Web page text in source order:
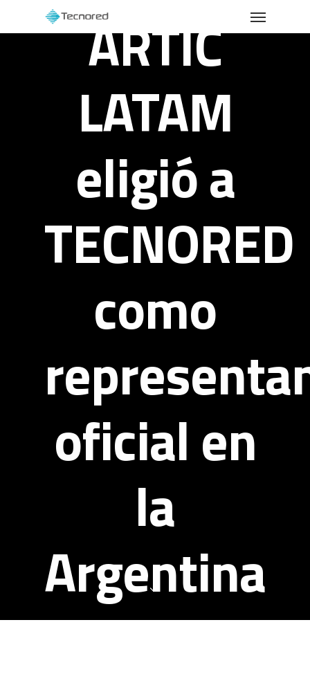
to
Menu
ARTIC
LATAM
eligió a
TECNORED
como
oficial en
la
Argentina